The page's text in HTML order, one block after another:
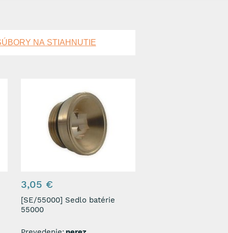
NA STIAHNUTIE
3,05 €
[SE/55000] Sedlo batérie
55000